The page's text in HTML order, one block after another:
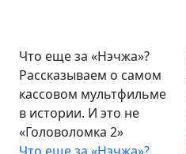
Что еще за «Нэчжа»?
Рассказываем о самом
кассовом мультфильме
в истории. И это не
«Головоломка 2»